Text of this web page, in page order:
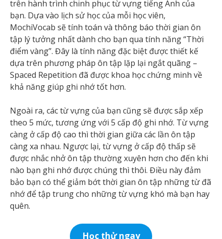
trên hành trình chinh phục từ vựng tiếng Anh của
bạn. Dựa vào lịch sử học của mỗi học viên,
MochiVocab sẽ tính toán và thông báo thời gian ôn
tập lý tưởng nhất dành cho bạn qua tính năng “Thời
điểm vàng”. Đây là tính năng đặc biệt được thiết kế
dựa trên phương pháp ôn tập lặp lại ngắt quãng –
Spaced Repetition đã được khoa học chứng minh về
khả năng giúp ghi nhớ tốt hơn.
Ngoài ra, các từ vựng của bạn cũng sẽ được sắp xếp
theo 5 mức, tương ứng với 5 cấp độ ghi nhớ. Từ vựng
càng ở cấp độ cao thì thời gian giữa các lần ôn tập
càng xa nhau. Ngược lại, từ vựng ở cấp độ thấp sẽ
được nhắc nhở ôn tập thường xuyên hơn cho đến khi
nào bạn ghi nhớ được chúng thì thôi. Điều này đảm
bảo bạn có thể giảm bớt thời gian ôn tập những từ đã
nhớ để tập trung cho những từ vựng khó mà bạn hay
quên.
Học thử ngay